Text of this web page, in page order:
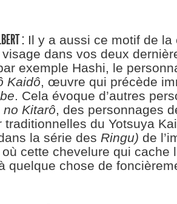
:Il y a aussi ce motif de la
dans vos deux
exemple Hashi, le
Kaidô, œuvre qui précède
. Cela évoque d’autres
Kitarô, des personnages
traditionnelles du Yotsuya
la série des Ringu) de
cette chevelure qui cache
quelque chose de